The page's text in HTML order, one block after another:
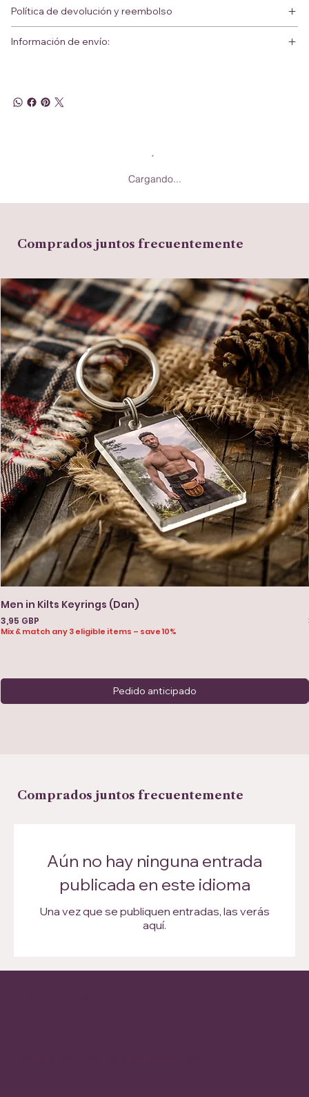
Política de devolución y reembolso
Información de envío:
Cargando...
Comprados juntos frecuentemente
Men in Kilts Keyrings (Dan)
Precio
3,95 GBP
Mix & match any 3 eligible items – save 10%
Pedido anticipado
Comprados juntos frecuentemente
Aún no hay ninguna entrada
publicada en este idioma
Una vez que se publiquen entradas, las verás
aquí.